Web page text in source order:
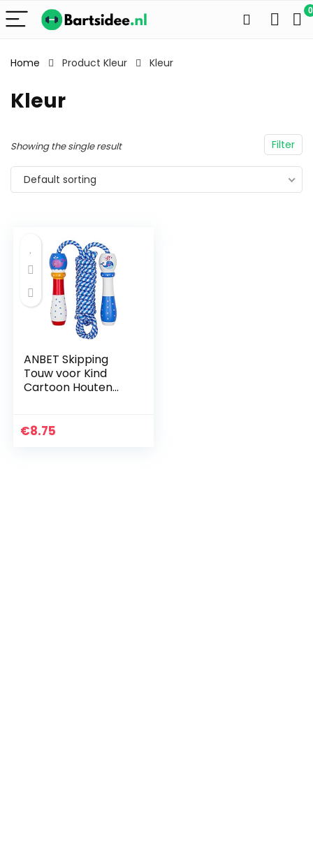
0
Home Product Kleur Kleur
Kleur
Filter
Showing the single result
Default sorting
ANBET Skipping
Touw voor Kind
Cartoon Houten
Traditionele
€8.75